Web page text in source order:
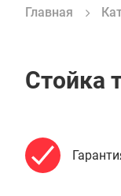
Главная
Стойка